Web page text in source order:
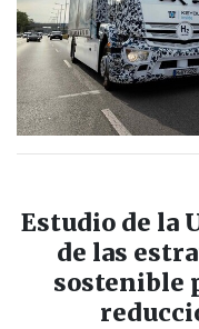
Estudio de la
de las
sostenible